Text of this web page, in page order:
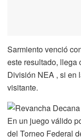
Sarmiento venció
este resultado, llega
División NEA , si en
visitante.
En un juego válido
del Torneo Federal